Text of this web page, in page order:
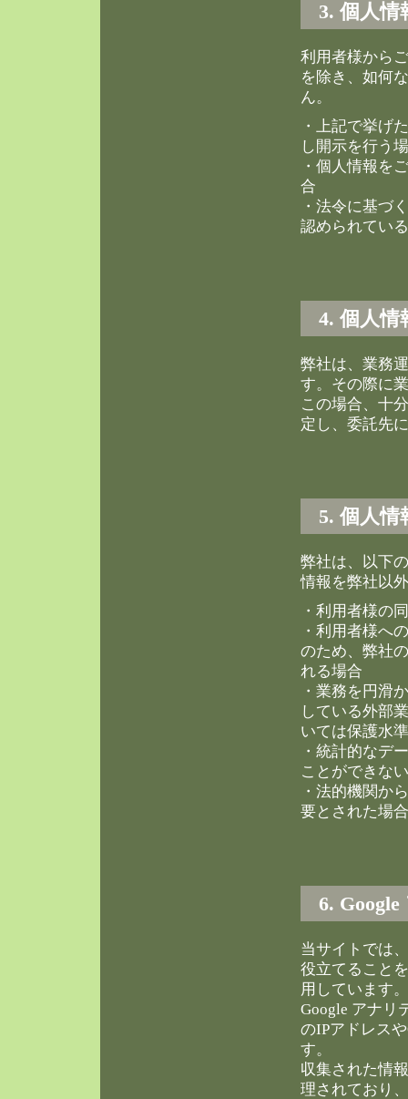
3. 個人情
利用者様から
を除き、如何
ん。
・上記で挙げ
し開示を行う
・個人情報を
合
・法令に基づ
認められてい
4. 個人情
弊社は、業務
す。その際に
この場合、十
定し、委託先
5. 個人情
弊社は、以下
情報を弊社以
・利用者様の
・利用者様へ
のため、弊社
れる場合
・業務を円滑
している外部
いては保護水
・統計的なデ
ことができな
・法的機関か
要とされた場合
6.
当サイトでは
役立てること
用しています。
Google アナリ
のIPアドレス
す。
収集された情
理されており